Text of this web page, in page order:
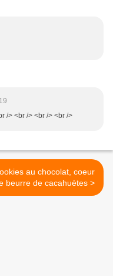
/> <br /> <br /> <br />
au chocolat, coeur
de beurre de cacahuètes >